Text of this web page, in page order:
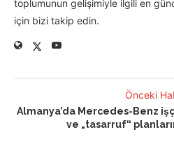
toplumunun gelişimiyle ilgili en
için bizi takip edin.
Önceki
Almanya’da Mercedes-Benz
ve „tasarruf“